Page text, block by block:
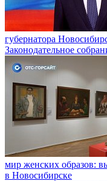
губернатора
Законодательное
мир женских образов:
в Новосибирске